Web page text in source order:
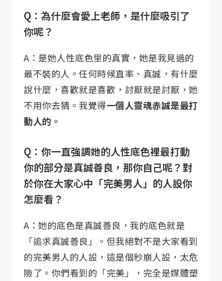
Q：為什麼會愛上老師，是什麼吸引了
你呢？
A：是她人性底色里的真實，她是我見過的
最不裝的人。任何時候直率、真誠，有什麼
說什麼，喜歡就是喜歡，討厭就是討厭，她
不用你去猜。我覺得一個人靈魂赤誠是最打
動人的。
Q：你一直強調她的人性底色裡最打動
你的部分是真誠善良，那你自己呢？對
於你在大家心中「完美男人」的人設你
怎麼看？
A：她的底色是真誠善良，我的底色就是
「追求真誠善良」。但我絕對不是大家看到
的完美男人的人設，這是個秒崩人設，太危
險了。你們看到的「完美」，完全是媒體塑